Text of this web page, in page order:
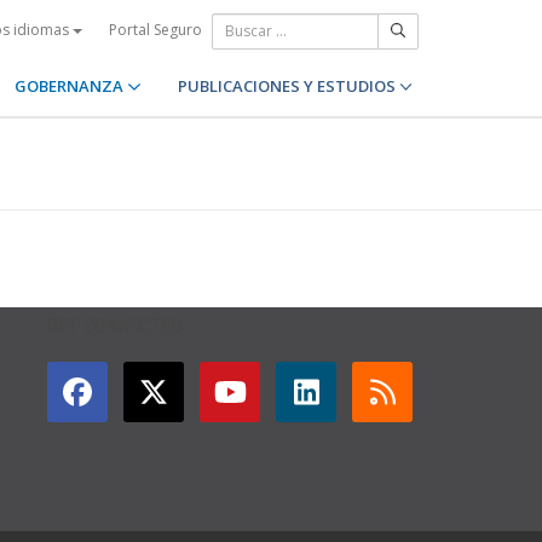
idiomas Portal Seguro
GOBERNANZA PUBLICACIONES Y ESTUDIOS